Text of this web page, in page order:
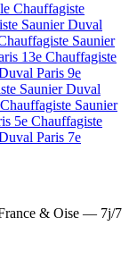
Chauffagiste
Saunier Duval
Saunier
13e Chauffagiste
Paris 9e
Saunier Duval
Chauffagiste Saunier
5e Chauffagiste
Paris 7e
& Oise — 7j/7